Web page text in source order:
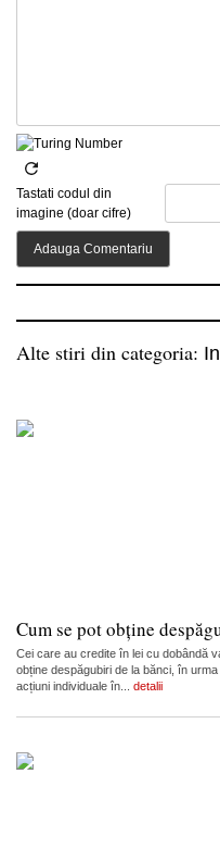
Tastati codul din
imagine (doar cifre)
Alte stiri din categoria:
Cum se pot obține
Cei care au credite în lei cu dobândă
obține despăgubiri de la bănci, în
acțiuni individuale în... detalii